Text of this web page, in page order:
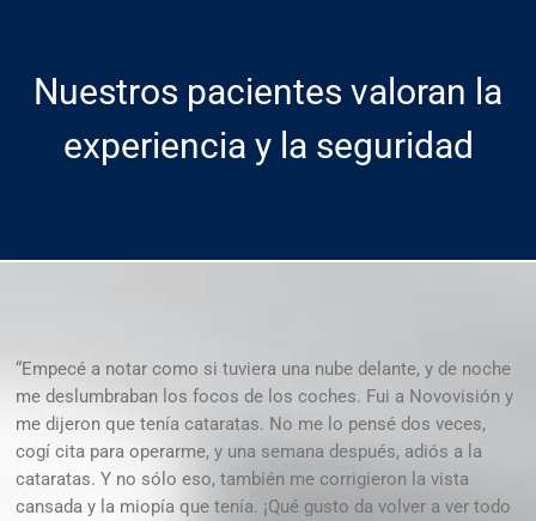
Nuestros pacientes valoran la
experiencia y la seguridad
“Empecé a notar como si tuviera una nube delante, y de noche
me deslumbraban los focos de los coches. Fui a Novovisión y
me dijeron que tenía cataratas. No me lo pensé dos veces,
cogí cita para operarme, y una semana después, adiós a la
cataratas. Y no sólo eso, también me corrigieron la vista
cansada y la miopía que tenía. ¡Qué gusto da volver a ver todo